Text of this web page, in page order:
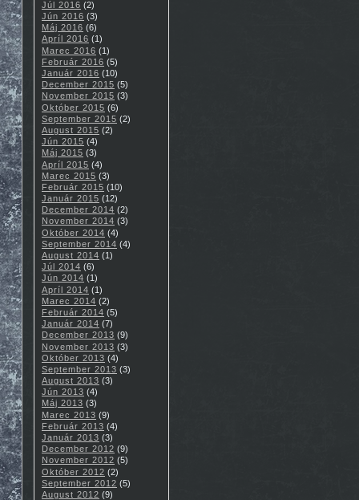
Júl 2016 (2)
Jún 2016 (3)
Máj 2016 (6)
Apríl 2016 (1)
Marec 2016 (1)
Február 2016 (5)
Január 2016 (10)
December 2015 (5)
November 2015 (3)
Október 2015 (6)
September 2015 (2)
August 2015 (2)
Jún 2015 (4)
Máj 2015 (3)
Apríl 2015 (4)
Marec 2015 (3)
Február 2015 (10)
Január 2015 (12)
December 2014 (2)
November 2014 (3)
Október 2014 (4)
September 2014 (4)
August 2014 (1)
Júl 2014 (6)
Jún 2014 (1)
Apríl 2014 (1)
Marec 2014 (2)
Február 2014 (5)
Január 2014 (7)
December 2013 (9)
November 2013 (3)
Október 2013 (4)
September 2013 (3)
August 2013 (3)
Jún 2013 (4)
Máj 2013 (3)
Marec 2013 (9)
Február 2013 (4)
Január 2013 (3)
December 2012 (9)
November 2012 (5)
Október 2012 (2)
September 2012 (5)
August 2012 (9)